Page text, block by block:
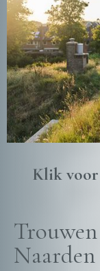
Klik
Naarden